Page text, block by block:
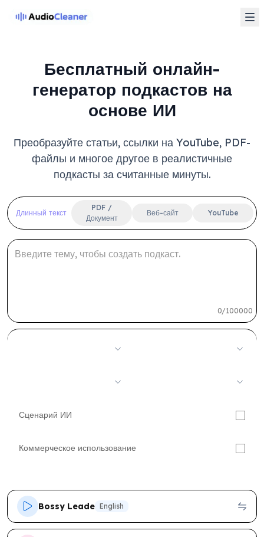
Бесплатный онлайн-
генератор подкастов на
основе ИИ
Преобразуйте статьи, ссылки на YouTube, PDF-
файлы и многое другое в реалистичные
подкасты за считанные минуты.
Длинный текст
PDF /
Документ
Веб-сайт YouTube
0/100000
Сценарий ИИ
Коммерческое использование
Bossy Leader English